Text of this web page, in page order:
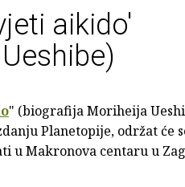
aikido'
" (biografija Moriheija
Planetopije, održat će
u Makronova centaru u